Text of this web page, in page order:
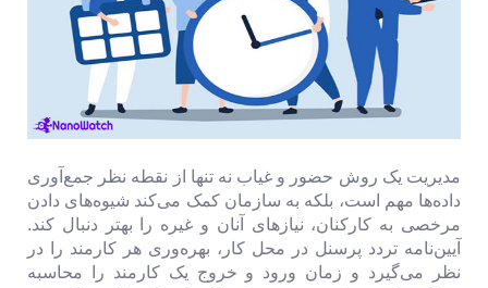
مدیریت یک روش حضور و غیاب نه تنها از نقطه نظر جمع‌آوری
داده‌ها مهم است، بلکه به سازمان کمک می‌کند شیوه‌های دادن
مرخصی به کارکنان، نیازهای آنان و غیره را بهتر دنبال کند.
آیین‌نامه تردد پرسنل در محل کار، بهره‌وری هر کارمند را در
نظر می‌گیرد و زمان ورود و خروج یک کارمند را محاسبه